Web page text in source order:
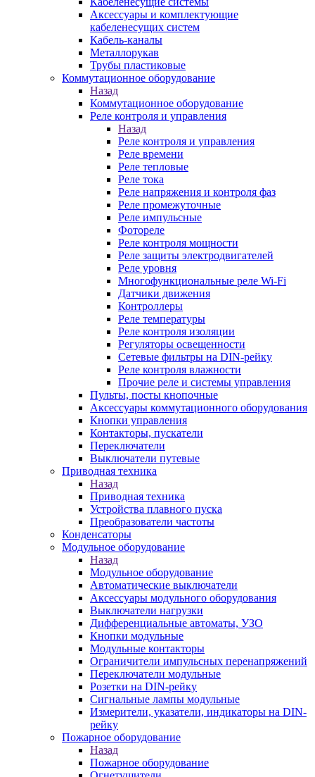
Аксессуары и комплектующие
кабеленесущих систем
Кабель-каналы
Металлорукав
Трубы пластиковые
Коммутационное оборудование
Назад
Коммутационное оборудование
Реле контроля и управления
Назад
Реле контроля и управления
Реле времени
Реле тепловые
Реле тока
Реле напряжения и контроля фаз
Реле промежуточные
Реле импульсные
Фотореле
Реле контроля мощности
Реле защиты электродвигателей
Реле уровня
Многофункциональные реле Wi-Fi
Датчики движения
Контроллеры
Реле температуры
Реле контроля изоляции
Регуляторы освещенности
Сетевые фильтры на DIN-рейку
Реле контроля влажности
Прочие реле и системы управления
Пульты, посты кнопочные
Аксессуары коммутационного оборудования
Кнопки управления
Контакторы, пускатели
Переключатели
Выключатели путевые
Приводная техника
Назад
Приводная техника
Устройства плавного пуска
Преобразователи частоты
Конденсаторы
Модульное оборудование
Назад
Модульное оборудование
Автоматические выключатели
Аксессуары модульного оборудования
Выключатели нагрузки
Дифференциальные автоматы, УЗО
Кнопки модульные
Модульные контакторы
Ограничители импульсных перенапряжений
Переключатели модульные
Розетки на DIN-рейку
Сигнальные лампы модульные
Измерители, указатели, индикаторы на DIN-
рейку
Пожарное оборудование
Назад
Пожарное оборудование